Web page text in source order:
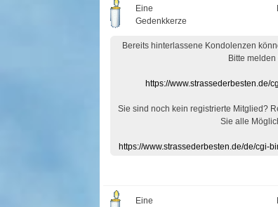
Eine
Gedenkkerze
Bereits hinterlassene Kondolenzen
Bitte
https://www.strassederbesten.de/
Sie sind noch kein registrierte Mitglied?
Sie alle
https://www.strassederbesten.de/de/cgi-
Eine